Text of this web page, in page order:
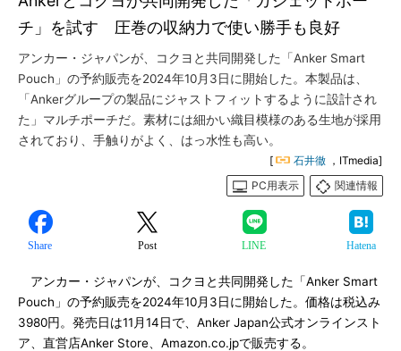
チ」を試す 圧巻の収納力で使い勝手も良好
アンカー・ジャパンが、コクヨと共同開発した「Anker Smart
Pouch」の予約販売を2024年10月3日に開始した。本製品は、
「Ankerグループの製品にジャストフィットするように設計され
た」マルチポーチだ。素材には細かい織目模様のある生地が採用
されており、手触りがよく、はっ水性も高い。
[ 石井徹 ，ITmedia]
PC用表示
関連情報
Share Post LINE Hatena
アンカー・ジャパンが、コクヨと共同開発した「Anker Smart
Pouch」の予約販売を2024年10月3日に開始した。価格は税込み
3980円。発売日は11月14日で、Anker Japan公式オンラインスト
ア、直営店Anker Store、Amazon.co.jpで販売する。